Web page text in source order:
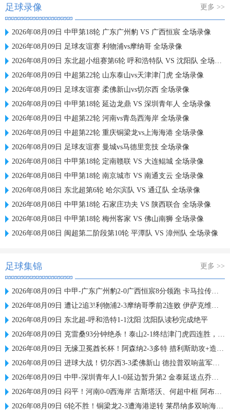
足球录像 更多 >>
2026年08月09日 中甲第18轮 广东广州豹 VS 广西恒宸 全场录像
2026年08月09日 足球友谊赛 利物浦vs摩纳哥 全场录像
2026年08月09日 东北超小组赛第6轮 呼和浩特队 VS 沈阳队 全场录像
2026年08月09日 中超第22轮 山东泰山vs天津津门虎 全场录像
2026年08月09日 足球友谊赛 柔佛新山vs切尔西 全场录像
2026年08月09日 中甲第18轮 延边龙鼎 VS 深圳青年人 全场录像
2026年08月09日 中超第22轮 河南vs青岛西海岸 全场录像
2026年08月09日 中超第22轮 重庆铜梁龙vs上海海港 全场录像
2026年08月09日 足球友谊赛 曼城vs马德里竞技 全场录像
2026年08月08日 中甲第18轮 定南赣联 VS 大连鲲城 全场录像
2026年08月08日 中甲第18轮 南京城市 VS 南通支云 全场录像
2026年08月08日 东北超第6轮 哈尔滨队 VS 通辽队 全场录像
2026年08月08日 中甲第18轮 石家庄功夫 VS 陕西联合 全场录像
2026年08月08日 中甲第18轮 梅州客家 VS 佛山南狮 全场录像
2026年08月08日 闽超第二阶段第10轮 平潭队 VS 漳州队 全场录像
足球集锦 更多 >>
2026年08月09日 中甲-广东广州豹2-0广西恒宸8分领跑 卡马拉传射若昂·卡洛斯破门
2026年08月09日 遭让2追3!利物浦2-3摩纳哥季前2连败 伊萨克维尔茨破门范戴克送点
2026年08月09日 东北超-呼和浩特1-1沈阳 沈阳队读秒完成绝平
2026年08月09日 克雷桑93分钟绝杀！泰山2-1终结津门虎四连胜，刘洋、哈达斯破门
2026年08月09日 无缘卫冕酋长杯！阿森纳2-3多特 措利斯助攻+造点多特U19三人建功
2026年08月09日 进球大战！切尔西3-3柔佛新山 德拉普双响蓝军热身赛暂2胜2负1平
2026年08月09日 中甲-深圳青年人1-0延边暂升第2 金泰延送点乔尔·诺贝尔操刀命中
2026年08月09日 闷平！河南0-0西海岸 古斯塔沃、何超中框 阿布拉汗替补席染红
2026年08月09日 6轮不胜！铜梁龙2-3遭海港逆转 莱昂纳多双响海港甩开降级区7分